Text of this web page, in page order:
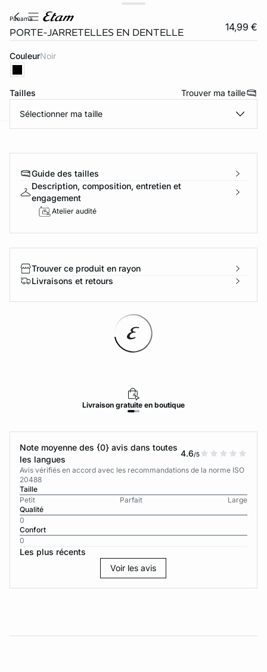
panama
PORTE-JARRETELLES EN DENTELLE 14,99 €
Couleur noir
Tailles Trouver ma taille
Sélectionner ma taille
Guide des tailles
Description, composition, entretien et
engagement
Atelier audité
Trouver ce produit en rayon
Livraisons et retours
Livraison gratuite en boutique
Note moyenne des {0} avis dans toutes
les langues
4.6/5
Avis vérifiés en accord avec les recommandations de la norme ISO
20488
Taille
Petit
Parfait
Large
Qualité
0
Confort
0
Les plus récents
Voir les avis